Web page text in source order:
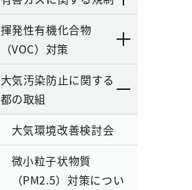
揮発性有機化合物
（VOC）対策
大気汚染防止に関する
都の取組
大気環境改善検討会
微小粒子状物質
（PM2.5）対策につい